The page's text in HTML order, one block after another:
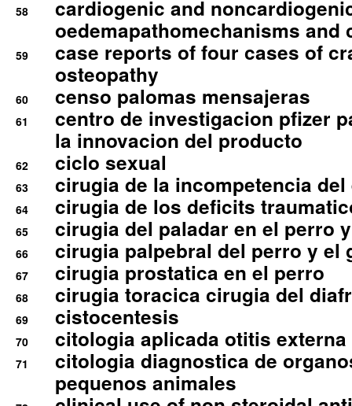
58
cardiogenic and
oedemapathomechanisms and
59
case reports of four cases of
osteopathy
60 censo palomas mensajeras
61
centro de investigacion pfizer
la innovacion del producto
62 ciclo sexual
63 cirugia de la incompetencia
64 cirugia de los deficits
65 cirugia del paladar en el perro
66 cirugia palpebral del perro y el
67 cirugia prostatica en el perro
68 cirugia toracica cirugia del
69 cistocentesis
70 citologia aplicada otitis externa
71
citologia diagnostica de
pequenos animales